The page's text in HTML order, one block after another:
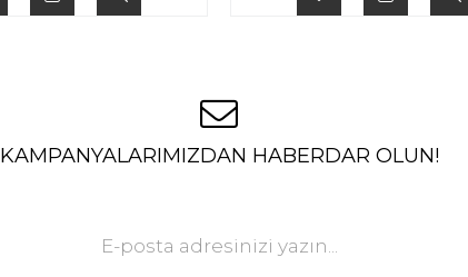
KAMPANYALARIMIZDAN HABERDAR OLUN!